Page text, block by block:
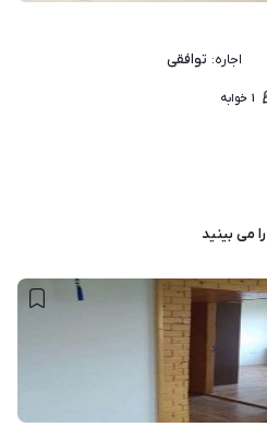
اجاره: توافقی
۱ خوابه
را می بینید